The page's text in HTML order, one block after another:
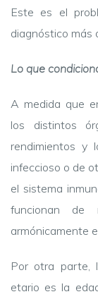
Este es el
diagnóstico más
Lo que
A medida que
los distintos
rendimientos y
infeccioso o de
el sistema
funcionan de
armónicamente
Por otra parte,
etario es la